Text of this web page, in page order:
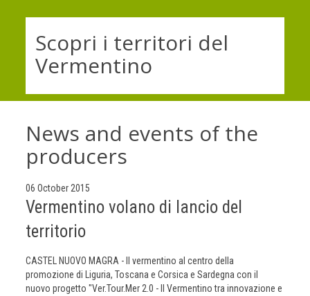
Scopri i territori del
Vermentino
News and events of the
producers
06 October 2015
Vermentino volano di lancio del
territorio
CASTEL NUOVO MAGRA - Il vermentino al centro della
promozione di Liguria, Toscana e Corsica e Sardegna con il
nuovo progetto "Ver.Tour.Mer 2.0 - Il Vermentino tra innovazione e